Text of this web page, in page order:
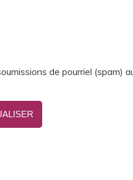
de pourriel (spam)